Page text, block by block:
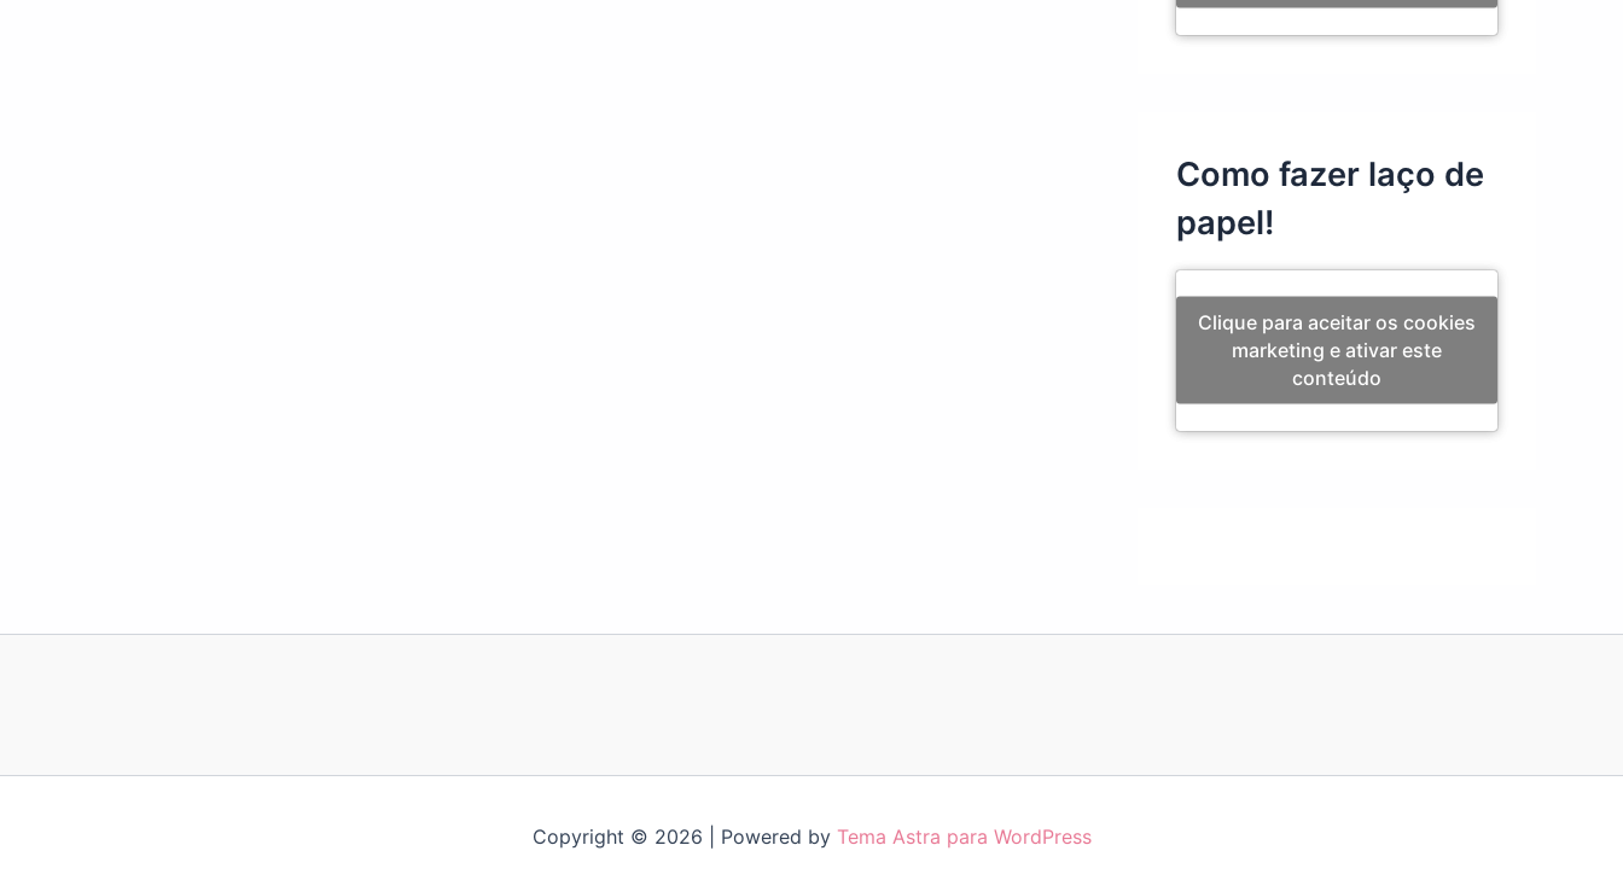
Como fazer laço de
papel!
Clique para aceitar os cookies
marketing e ativar este
conteúdo
Copyright © 2026 | Powered by Tema Astra para WordPress